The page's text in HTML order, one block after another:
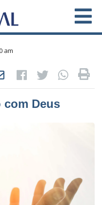
am
Deus